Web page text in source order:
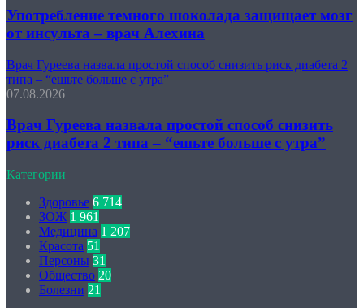
Употребление темного шоколада защищает мозг
от инсульта – врач Алехина
Врач Гуреева назвала простой способ снизить риск диабета 2
типа – “ешьте больше с утра”
07.08.2026
Врач Гуреева назвала простой способ снизить
риск диабета 2 типа – “ешьте больше с утра”
Категории
Здоровье 6 714
ЗОЖ 1 961
Медицина 1 207
Красота 51
Персоны 31
Общество 20
Болезни 21